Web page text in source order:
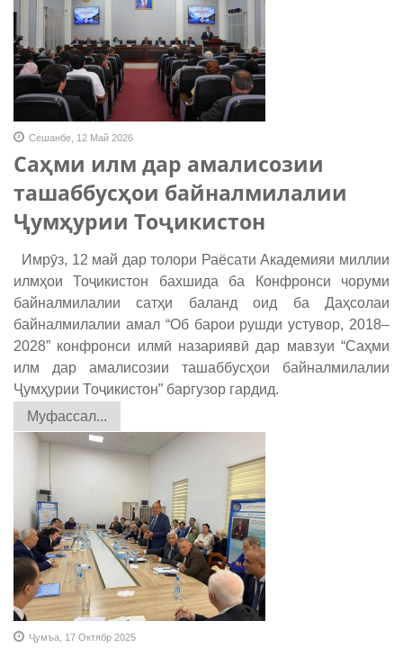
Сешанбе, 12 Май 2026
Саҳми илм дар амалисозии
ташаббусҳои байналмилалии
Ҷумҳурии Тоҷикистон
Имрӯз, 12 май дар толори Раёсати Академияи миллии
илмҳои Тоҷикистон бахшида ба Конфронси чоруми
байналмилалии сатҳи баланд оид ба Даҳсолаи
байналмилалии амал “Об барои рушди устувор, 2018–
2028” конфронси илмӣ назариявӣ дар мавзуи “Саҳми
илм дар амалисозии ташаббусҳои байналмилалии
Ҷумҳурии Тоҷикистон” баргузор гардид.
Муфассал...
Ҷумъа, 17 Октябр 2025